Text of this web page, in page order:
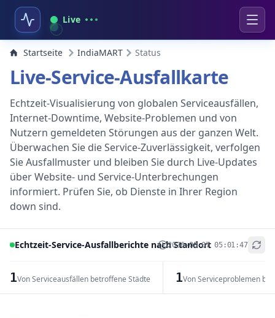
Live
Startseite IndiaMART Status
Live-Service-Ausfallkarte
Echtzeit-Visualisierung von globalen Serviceausfällen,
Internet-Downtime, Website-Problemen und von
Nutzern gemeldeten Störungen aus der ganzen Welt.
Überwachen Sie die Service-Zuverlässigkeit, verfolgen
Sie Ausfallmuster und bleiben Sie durch Live-Updates
über Website- und Service-Unterbrechungen
informiert. Prüfen Sie, ob Dienste in Ihrer Region
down sind.
Echtzeit-Service-Ausfallberichte nach Standort
2026-08-07 05:01:47
1Von Serviceausfällen betroffene Städte 1Von Serviceproblemen
+